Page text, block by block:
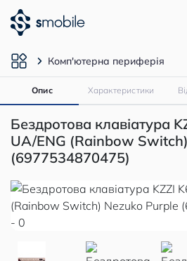
Комп'ютерна периферія
Опис Характеристики
Бездротова клавіатура
UA/ENG (Rainbow
(6977534870475)